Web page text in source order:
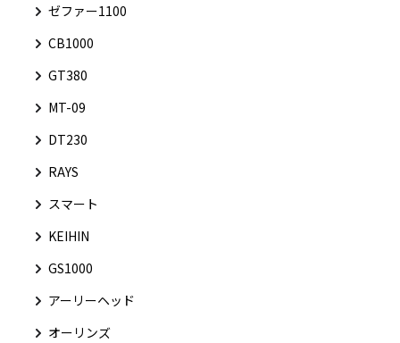
ゼファー1100
CB1000
GT380
MT-09
DT230
RAYS
スマート
KEIHIN
GS1000
アーリーヘッド
オーリンズ